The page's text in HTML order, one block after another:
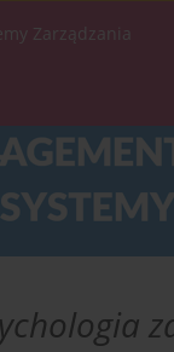
Zarządzania